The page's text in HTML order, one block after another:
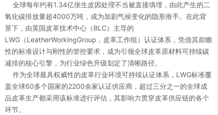
全球每年约有1.34亿张生皮因处理不当被直接填埋，由此产生的二
氧化碳排放量超4000万吨，成为加剧气候变化的隐形推手。在此背
景下，由英国皮革技术中心（BLC）主导的
LWG（LeatherWorkingGroup，皮革工作组）认证体系，凭借其前瞻
性的标准设计与刚性的管控要求，成为引领全球皮革原材料可持续碳
减排的核心引擎，为行业绿色升级划定了清晰路径。
作为全球最具权威性的皮革行业环境可持续认证体系，LWG标准覆
盖全球60多个国家的2200余家认证供应商，超过三分之一的全球成
品皮革生产都采用该标准进行评估，其影响力贯穿皮革供应链的各个
环节。